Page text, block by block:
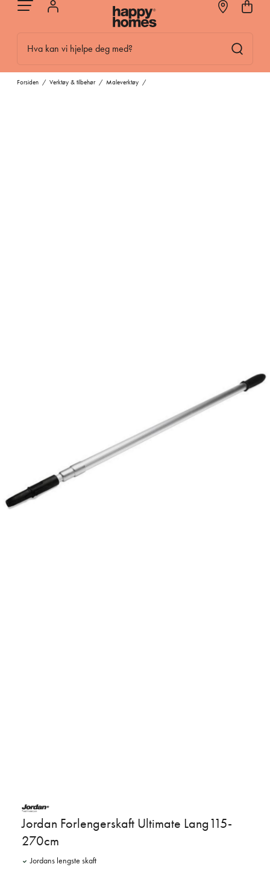
Hva kan vi hjelpe deg med?
Forsiden / Verktøy & tilbehør / Maleverktøy /
Jordan Forlengerskaft Ultimate Lang115-
270cm
Jordans lengste skaft